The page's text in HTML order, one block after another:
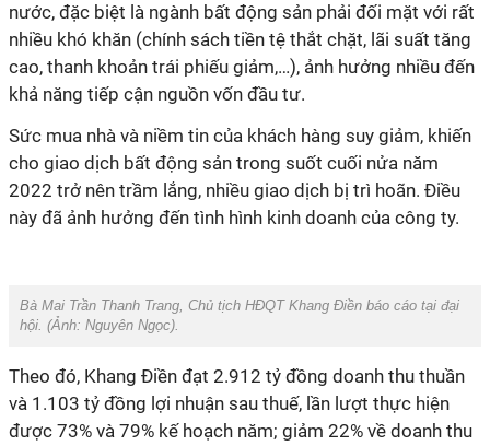
nước, đặc biệt là ngành bất động sản phải đối mặt với rất
nhiều khó khăn (chính sách tiền tệ thắt chặt, lãi suất tăng
cao, thanh khoản trái phiếu giảm,…), ảnh hưởng nhiều đến
khả năng tiếp cận nguồn vốn đầu tư.
Sức mua nhà và niềm tin của khách hàng suy giảm, khiến
cho giao dịch bất động sản trong suốt cuối nửa năm
2022 trở nên trầm lắng, nhiều giao dịch bị trì hoãn. Điều
này đã ảnh hưởng đến tình hình kinh doanh của công ty.
Bà Mai Trần Thanh Trang, Chủ tịch HĐQT Khang Điền báo cáo tại đại
hội. (Ảnh: Nguyên Ngọc).
Theo đó, Khang Điền đạt 2.912 tỷ đồng doanh thu thuần
và 1.103 tỷ đồng lợi nhuận sau thuế, lần lượt thực hiện
được 73% và 79% kế hoạch năm; giảm 22% về doanh thu